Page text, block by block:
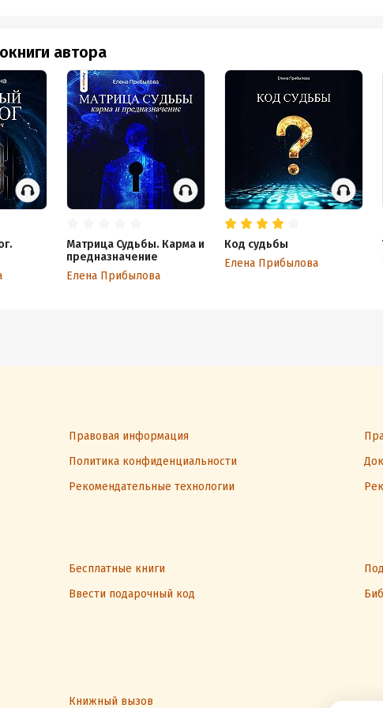
автора
Матрица Судьбы. Карма и
предназначение
Елена Прибылова
Код судьбы
Елена Прибылова
Правовая информация
Политика конфиденциальности
Рекомендательные технологии
Бесплатные книги
Ввести подарочный код
Книжный вызов